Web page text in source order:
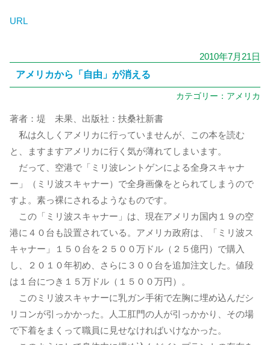
URL
2010年7月21日
アメリカから「自由」が消える
カテゴリー： アメリカ
著者：堤 未果、出版社：扶桑社新書
私は久しくアメリカに行っていませんが、この本を読む
と、ますますアメリカに行く気が薄れてしまいます。
だって、空港で「ミリ波レントゲンによる全身スキャナ
ー」（ミリ波スキャナー）で全身画像をとられてしまうので
すよ。素っ裸にされるようなものです。
この「ミリ波スキャナー」は、現在アメリカ国内１９の空
港に４０台も設置されている。アメリカ政府は、「ミリ波ス
キャナー」１５０台を２５００万ドル（２５億円）で購入
し、２０１０年初め、さらに３００台を追加注文した。値段
は１台につき１５万ドル（１５００万円）。
このミリ波スキャナーに乳ガン手術で左胸に埋め込んだシ
リコンが引っかかった。人工肛門の人が引っかかり、その場
で下着をまくって職員に見せなければいけなかった。